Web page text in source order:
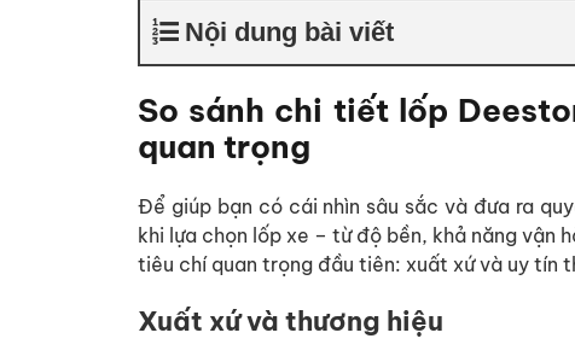
Nội dung bài viết
So sánh chi tiết lốp
quan trọng
Để giúp bạn có cái nhìn sâu sắc và đưa ra
khi lựa chọn lốp xe – từ độ bền, khả năng vận
tiêu chí quan trọng đầu tiên: xuất xứ và uy tín
Xuất xứ và thương hiệu